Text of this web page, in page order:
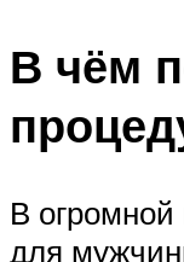
В чём
В
для